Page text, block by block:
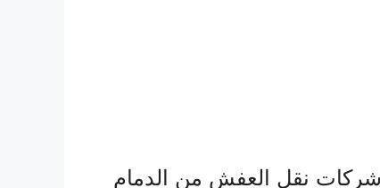
نقل العفش من الدمام